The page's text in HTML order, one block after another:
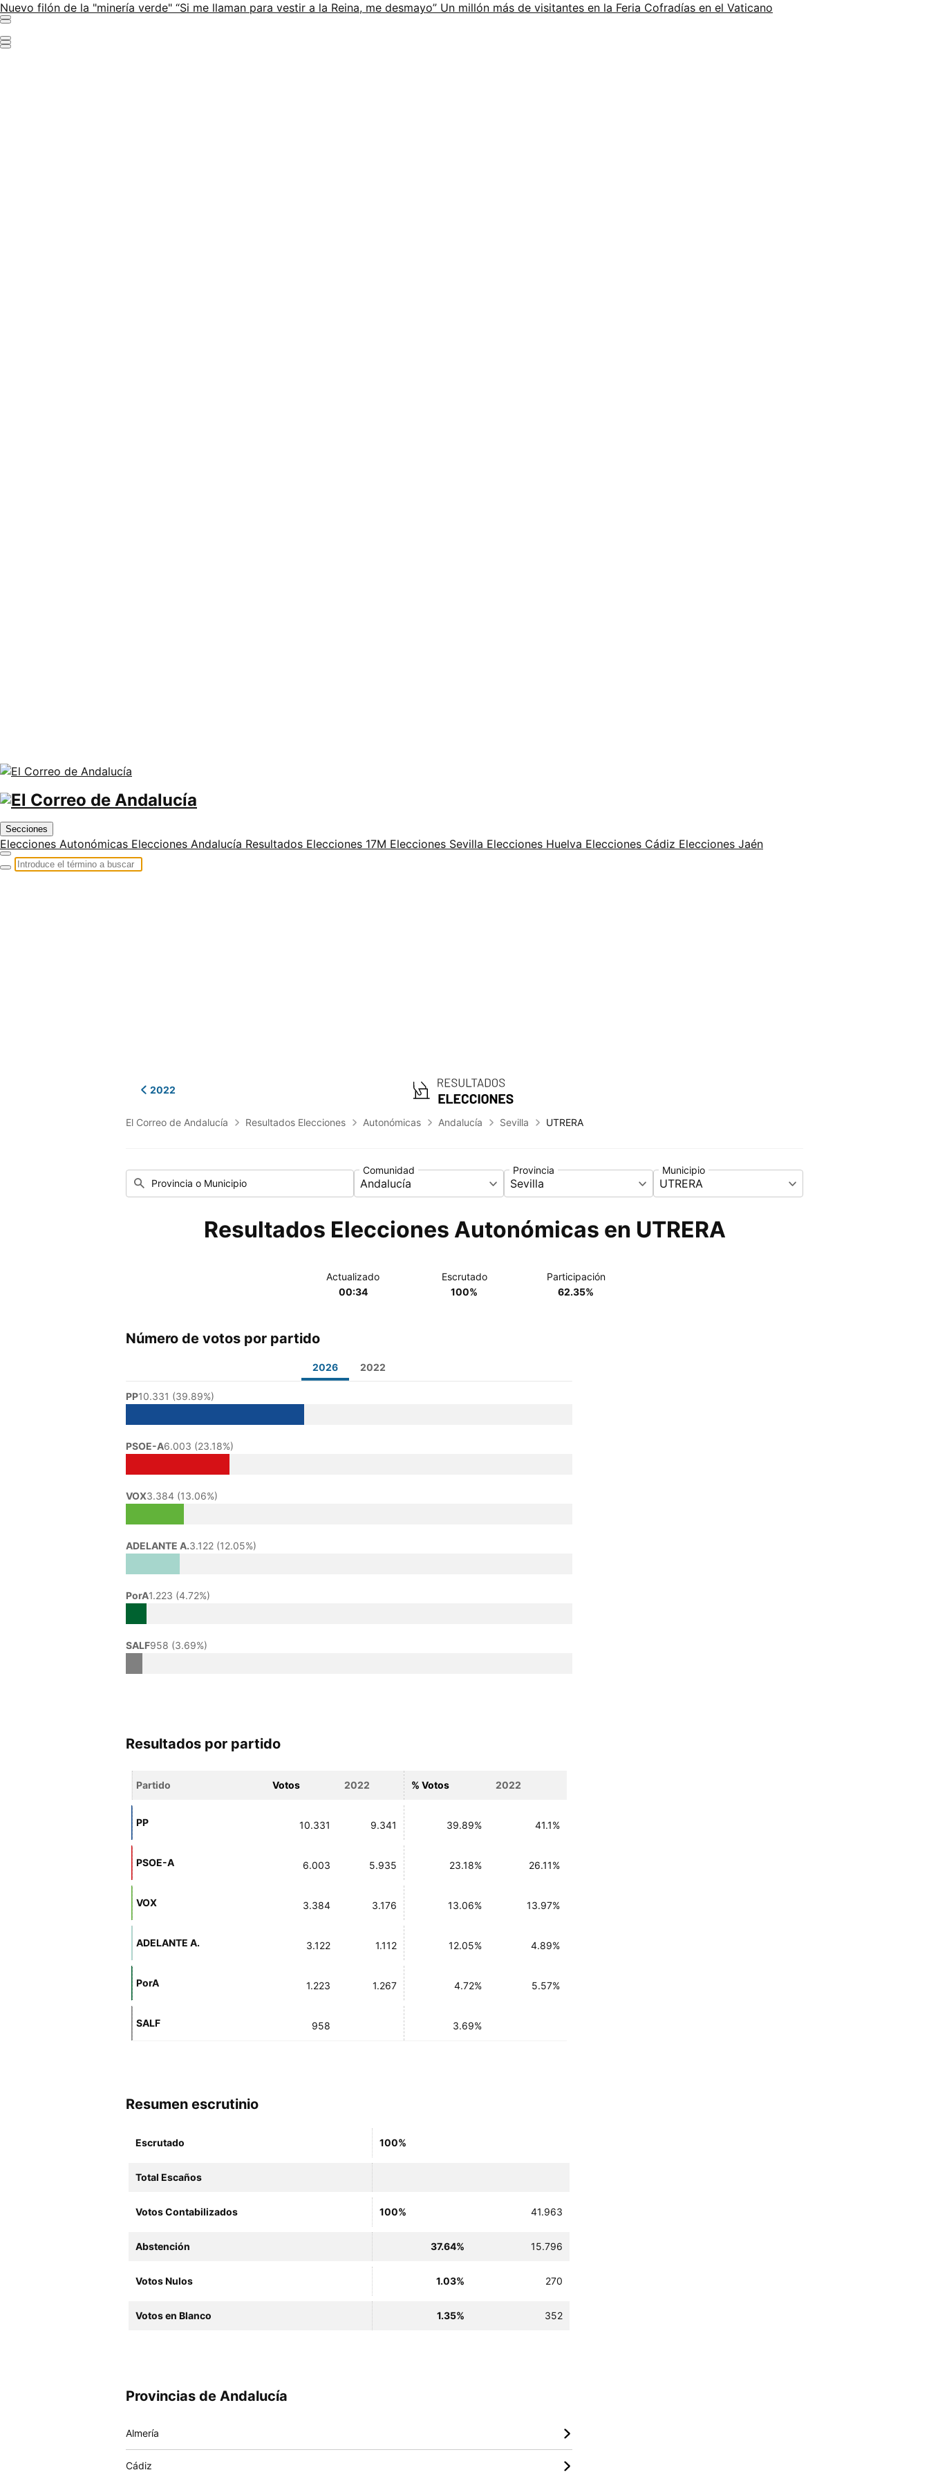
Nuevo filón de la "minería verde" “Si me llaman para vestir a la Reina, me desmayo” Un millón más de visitantes en la Feria Cofradías en el Vaticano
Secciones
Elecciones Autonómicas Elecciones Andalucía Resultados Elecciones 17M Elecciones Sevilla Elecciones Huelva Elecciones Cádiz Elecciones Jaén
2022
El Correo de Andalucía Resultados Elecciones Autonómicas Andalucía Sevilla UTRERA
Provincia o Municipio Andalucía
Comunidad
Sevilla
Provincia
UTRERA
Municipio
Resultados Elecciones Autonómicas en UTRERA
Actualizado
00:34
Escrutado
100%
Participación
62.35%
Número de votos por partido
2026 2022
PP10.331 (39.89%)
PSOE-A6.003 (23.18%)
VOX3.384 (13.06%)
ADELANTE A.3.122 (12.05%)
PorA1.223 (4.72%)
SALF958 (3.69%)
Resultados por partido
Partido Votos 2022 % Votos 2022
PP 10.331 9.341 39.89% 41.1%
PSOE-A 6.003 5.935 23.18% 26.11%
VOX 3.384 3.176 13.06% 13.97%
ADELANTE A. 3.122 1.112 12.05% 4.89%
PorA 1.223 1.267 4.72% 5.57%
SALF 958 3.69%
Resumen escrutinio
Escrutado 100%
Total Escaños
Votos Contabilizados 100% 41.963
Abstención 37.64% 15.796
Votos Nulos 1.03% 270
Votos en Blanco 1.35% 352
Provincias de Andalucía
Almería
Cádiz